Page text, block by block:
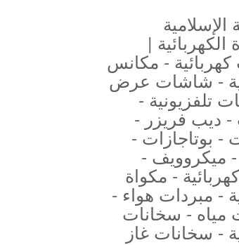
الكهربائية |
كهربائية - مكانس
- شاشات عرض
تلفزيونية -
- ديب فريزر -
- بوتاجازات -
ميكروويف -
- مكواة
- مبردات هواء -
مياه - سخانات
- سخانات غاز